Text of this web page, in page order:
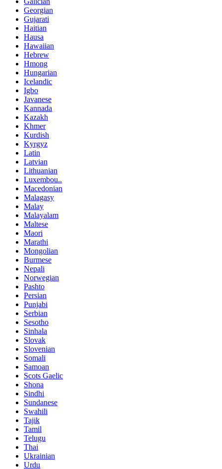
Georgian
Gujarati
Haitian
Hausa
Hawaiian
Hebrew
Hmong
Hungarian
Icelandic
Igbo
Javanese
Kannada
Kazakh
Khmer
Kurdish
Kyrgyz
Latin
Latvian
Lithuanian
Luxembou..
Macedonian
Malagasy
Malay
Malayalam
Maltese
Maori
Marathi
Mongolian
Burmese
Nepali
Norwegian
Pashto
Persian
Punjabi
Serbian
Sesotho
Sinhala
Slovak
Slovenian
Somali
Samoan
Scots Gaelic
Shona
Sindhi
Sundanese
Swahili
Tajik
Tamil
Telugu
Thai
Ukrainian
Urdu